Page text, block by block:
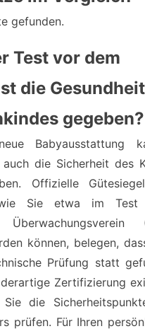
gefunden.
Test vor dem
die Gesundheit
gegeben?
Babyausstattung
die Sicherheit des
Offizielle
Sie etwa im Test
Überwachungsverein
können, belegen,
Prüfung statt
Zertifizierung
die
prüfen. Für Ihren